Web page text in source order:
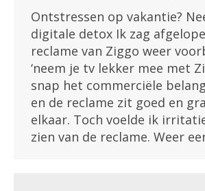
Ontstressen op vakantie?
digitale detox Ik zag
reclame van Ziggo weer
‘neem je tv lekker mee met
snap het commerciële
en de reclame zit goed en
elkaar. Toch voelde ik
zien van de reclame. Weer